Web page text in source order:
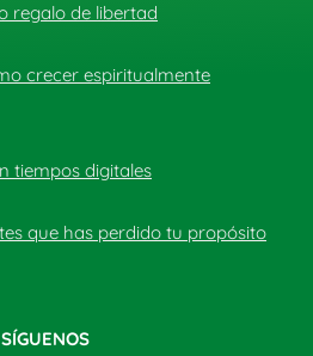
regalo de libertad
crecer espiritualmente
tiempos digitales
que has perdido tu propósito
SÍGUENOS